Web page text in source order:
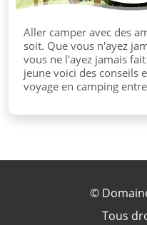
Aller camper avec des
soit. Que vous n'ayez
vous ne l'ayez jamais
jeune voici des conseils
voyage en camping
©
Tous